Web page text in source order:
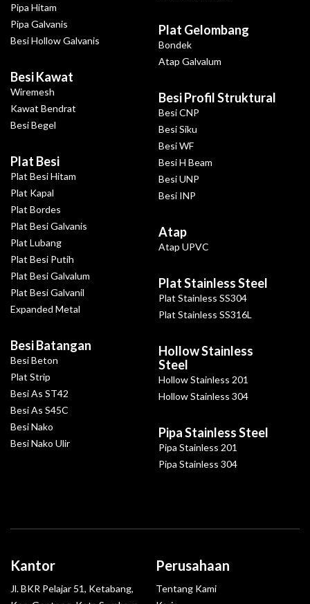
Pipa Hitam
Pipa Galvanis
Besi Hollow Galvanis
Besi Kawat
Wiremesh
Kawat Bendrat
Besi Begel
Plat Besi
Plat Besi Hitam
Plat Kapal
Plat Bordes
Plat Besi Galvanis
Plat Lubang
Plat Besi Putih
Plat Besi Galvalum
Plat Besi Galvanil
Expanded Metal
Besi Batangan
Besi Beton
Plat Strip
Besi As ST42
Besi As S45C
Besi Nako
Besi Nako Ulir
Plat Gelombang
Bondek
Atap Galvalum
Besi Profil Struktural
Besi CNP
Besi Siku
Besi WF
Besi H Beam
Besi UNP
Besi INP
Atap
Atap UPVC
Plat Stainless Steel
Plat Stainless SS304
Plat Stainless SS316L
Hollow Stainless
Steel
Hollow Stainless 201
Hollow Stainless 304
Pipa Stainless Steel
Pipa Stainless 201
Pipa Stainless 304
Kantor
Jl. BKR Pelajar 51, Ketabang,
Perusahaan
Tentang Kami